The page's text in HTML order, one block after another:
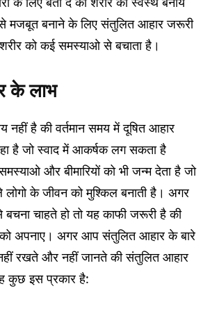
बनाने के लिए संतुलित आहार जरूरी
को कई समस्याओ से बचाता है।
के लाभ
नहीं है की वर्तमान समय में दूषित आहार
है जो स्वाद में आकर्षक लग सकता है
और बीमारियों को भी जन्म देता है जो
के जीवन को मुश्किल बनाती है। अगर
चाहते हो तो यह काफी जरूरी है की
अपनाए। अगर आप संतुलित आहार के बारे
रखते और नहीं जानते की संतुलित आहार
कुछ इस प्रकार है: